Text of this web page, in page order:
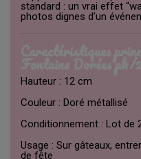
standard : un vrai effet
photos dignes d’un
Hauteur : 12 cm
Couleur : Doré métallisé
Conditionnement : Lot de
Usage : Sur gâteaux,
de fête